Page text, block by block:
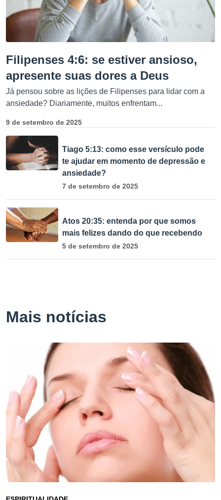
Filipenses 4:6: se estiver ansioso,
apresente suas dores a Deus
Já pensou sobre as lições de Filipenses para lidar com a
ansiedade? Diariamente, muitos enfrentam...
9 de setembro de 2025
Tiago 5:13: como esse versículo pode
te ajudar em momento de depressão e
ansiedade?
7 de setembro de 2025
Atos 20:35: entenda por que somos
mais felizes dando do que recebendo
5 de setembro de 2025
Mais notícias